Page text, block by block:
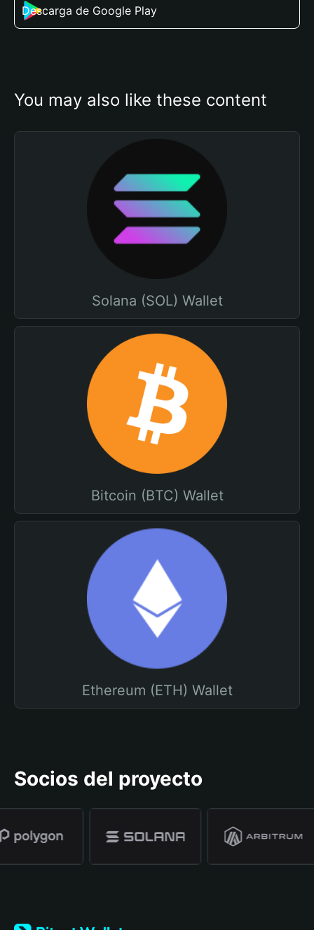
Descarga de Google Play
You may also like these content
Solana (SOL) Wallet
Bitcoin (BTC) Wallet
Ethereum (ETH) Wallet
Socios del proyecto